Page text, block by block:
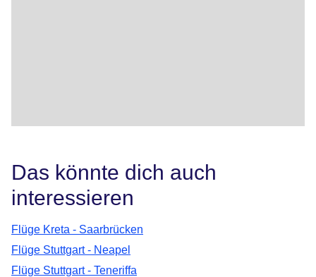
Das könnte dich auch
interessieren
Flüge Kreta - Saarbrücken
Flüge Stuttgart - Neapel
Flüge Stuttgart - Teneriffa